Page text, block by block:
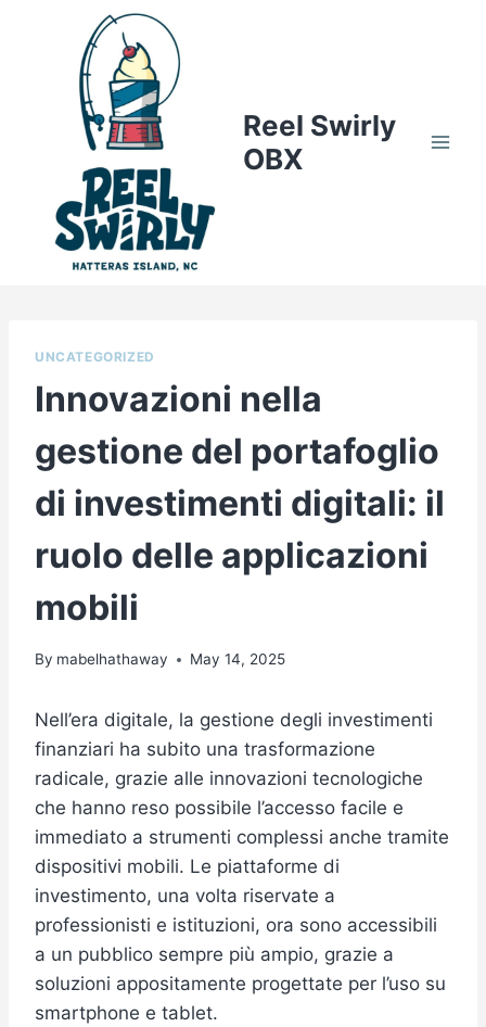
Reel Swirly
OBX
UNCATEGORIZED
Innovazioni nella
gestione del portafoglio
di investimenti digitali: il
ruolo delle applicazioni
mobili
By mabelhathaway May 14, 2025
Nell’era digitale, la gestione degli investimenti
finanziari ha subito una trasformazione
radicale, grazie alle innovazioni tecnologiche
che hanno reso possibile l’accesso facile e
immediato a strumenti complessi anche tramite
dispositivi mobili. Le piattaforme di
investimento, una volta riservate a
professionisti e istituzioni, ora sono accessibili
a un pubblico sempre più ampio, grazie a
soluzioni appositamente progettate per l’uso su
smartphone e tablet.